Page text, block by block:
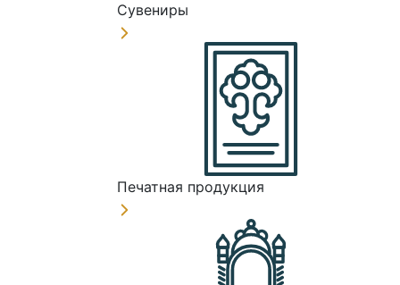
Сувениры
Печатная продукция